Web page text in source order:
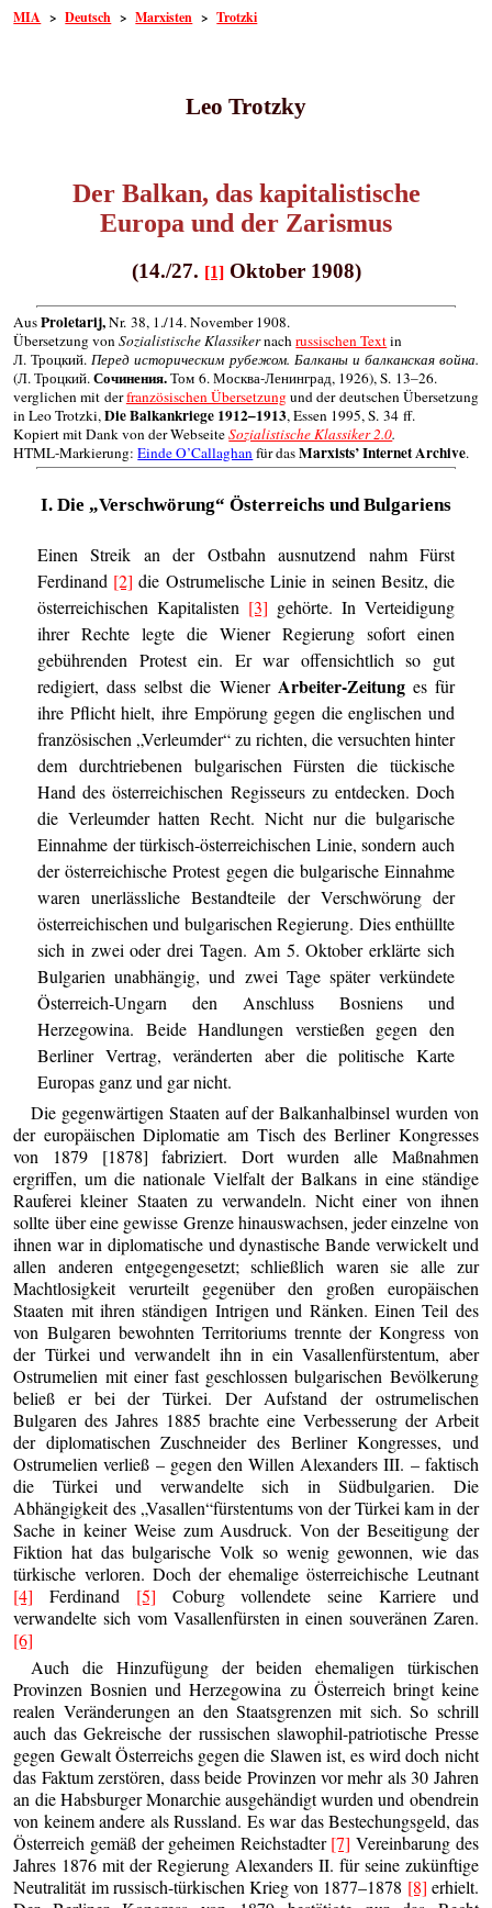
MIA >Deutsch >Marxisten >Trotzki
Leo Trotzky
Der Balkan, das kapitalistische
Europa und der Zarismus
(14./27. [1]Oktober 1908)
AusProletarij,Nr. 38, 1./14. November 1908.
Übersetzung vonSozialistische Klassikernachrussischen Textin
Л. Троцкий. Перед историческим рубежом. Балканы и балканская война.
(Л. Троцкий.Сочинения.Том 6. Москва-Ленинград, 1926), S. 13–26.
verglichen mit derfranzösischen Übersetzungund der deutschen Übersetzung
in Leo Trotzki,Die Balkankriege 1912–1913, Essen 1995, S. 34 ff.
Kopiert mit Dank von der WebseiteSozialistische Klassiker 2.0.
HTML-Markierung:Einde O’Callaghan für dasMarxists’ Internet Archive.
I. Die „Verschwörung“ Österreichs und Bulgariens
Einen Streik an der Ostbahn ausnutzend nahm Fürst
Ferdinand [2] die Ostrumelische Linie in seinen Besitz, die
österreichischen Kapitalisten [3] gehörte. In Verteidigung
ihrer Rechte legte die Wiener Regierung sofort einen
gebührenden Protest ein. Er war offensichtlich so gut
redigiert, dass selbst die Wiener Arbeiter-Zeitunges für
ihre Pflicht hielt, ihre Empörung gegen die englischen und
französischen „Verleumder“ zu richten, die versuchten hinter
dem durchtriebenen bulgarischen Fürsten die tückische
Hand des österreichischen Regisseurs zu entdecken. Doch
die Verleumder hatten Recht. Nicht nur die bulgarische
Einnahme der türkisch-österreichischen Linie, sondern auch
der österreichische Protest gegen die bulgarische Einnahme
waren unerlässliche Bestandteile der Verschwörung der
österreichischen und bulgarischen Regierung. Dies enthüllte
sich in zwei oder drei Tagen. Am 5. Oktober erklärte sich
Bulgarien unabhängig, und zwei Tage später verkündete
Österreich-Ungarn den Anschluss Bosniens und
Herzegowina. Beide Handlungen verstießen gegen den
Berliner Vertrag, veränderten aber die politische Karte
Europas ganz und gar nicht.
Die gegenwärtigen Staaten auf der Balkanhalbinsel wurden von
der europäischen Diplomatie am Tisch des Berliner Kongresses
von 1879 [1878] fabriziert. Dort wurden alle Maßnahmen
ergriffen, um die nationale Vielfalt der Balkans in eine ständige
Rauferei kleiner Staaten zu verwandeln. Nicht einer von ihnen
sollte über eine gewisse Grenze hinauswachsen, jeder einzelne von
ihnen war in diplomatische und dynastische Bande verwickelt und
allen anderen entgegengesetzt; schließlich waren sie alle zur
Machtlosigkeit verurteilt gegenüber den großen europäischen
Staaten mit ihren ständigen Intrigen und Ränken. Einen Teil des
von Bulgaren bewohnten Territoriums trennte der Kongress von
der Türkei und verwandelt ihn in ein Vasallenfürstentum, aber
Ostrumelien mit einer fast geschlossen bulgarischen Bevölkerung
beließ er bei der Türkei. Der Aufstand der ostrumelischen
Bulgaren des Jahres 1885 brachte eine Verbesserung der Arbeit
der diplomatischen Zuschneider des Berliner Kongresses, und
Ostrumelien verließ – gegen den Willen Alexanders III. – faktisch
die Türkei und verwandelte sich in Südbulgarien. Die
Abhängigkeit des „Vasallen“fürstentums von der Türkei kam in der
Sache in keiner Weise zum Ausdruck. Von der Beseitigung der
Fiktion hat das bulgarische Volk so wenig gewonnen, wie das
türkische verloren. Doch der ehemalige österreichische Leutnant
[4] Ferdinand [5] Coburg vollendete seine Karriere und
verwandelte sich vom Vasallenfürsten in einen souveränen Zaren.
[6]
Auch die Hinzufügung der beiden ehemaligen türkischen
Provinzen Bosnien und Herzegowina zu Österreich bringt keine
realen Veränderungen an den Staatsgrenzen mit sich. So schrill
auch das Gekreische der russischen slawophil-patriotische Presse
gegen Gewalt Österreichs gegen die Slawen ist, es wird doch nicht
das Faktum zerstören, dass beide Provinzen vor mehr als 30 Jahren
an die Habsburger Monarchie ausgehändigt wurden und obendrein
von keinem andere als Russland. Es war das Bestechungsgeld, das
Österreich gemäß der geheimen Reichstadter[7] Vereinbarung des
Jahres 1876 mit der Regierung Alexanders II. für seine zukünftige
Neutralität im russisch-türkischen Krieg von 1877–1878 [8] erhielt.